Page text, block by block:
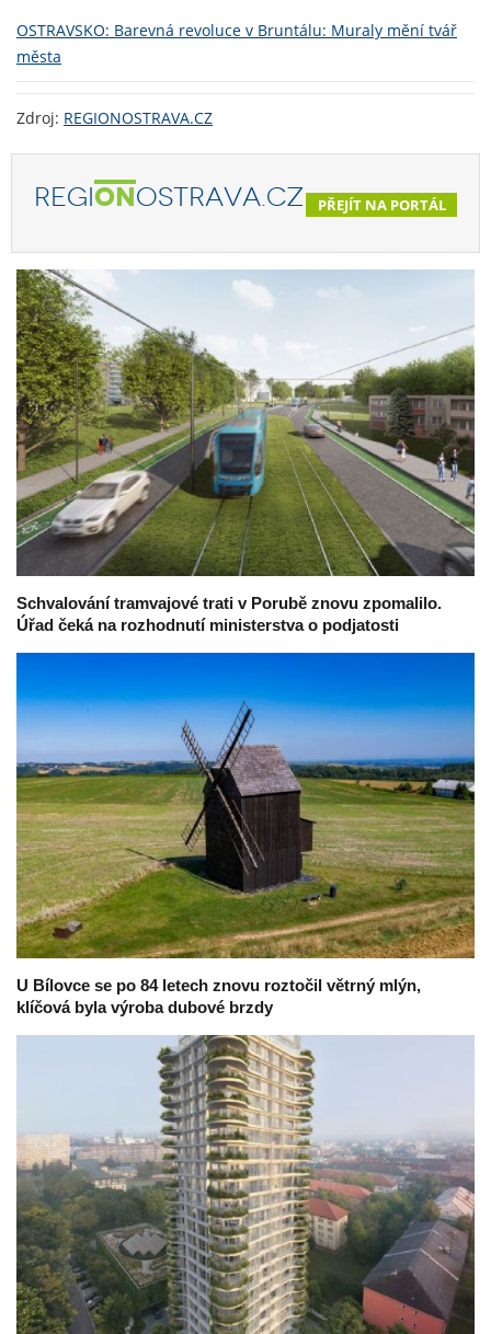
OSTRAVSKO: Barevná revoluce v Bruntálu: Muraly mění tvář
města
Zdroj: REGIONOSTRAVA.CZ
REGIONOSTRAVA.CZ PŘEJÍT NA PORTÁL
Schvalování tramvajové trati v Porubě znovu zpomalilo.
Úřad čeká na rozhodnutí ministerstva o podjatosti
U Bílovce se po 84 letech znovu roztočil větrný mlýn,
klíčová byla výroba dubové brzdy